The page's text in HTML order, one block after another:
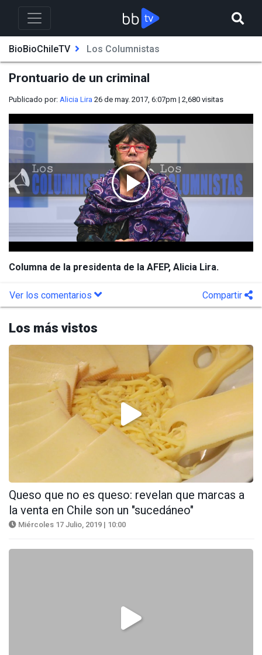
BioBioChileTV Los Columnistas
Prontuario de un criminal
Publicado por: Alicia Lira 26 de may. 2017, 6:07pm | 2,680 visitas
Columna de la presidenta de la AFEP, Alicia Lira.
Ver los comentarios Compartir
Los más vistos
Queso que no es queso: revelan que marcas a
la venta en Chile son un "sucedáneo"
Miércoles 17 Julio, 2019 | 10:00